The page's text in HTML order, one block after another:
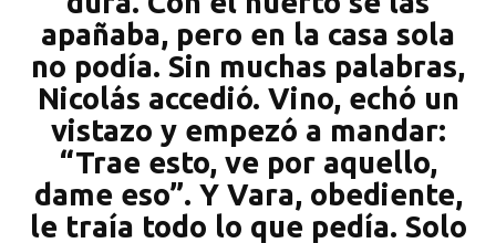
apañaba, pero en la casa sola
no podía. Sin muchas palabras,
Nicolás accedió. Vino, echó un
vistazo y empezó a mandar:
“Trae esto, ve por aquello,
dame eso”. Y Vara, obediente,
le traía todo lo que pedía. Solo